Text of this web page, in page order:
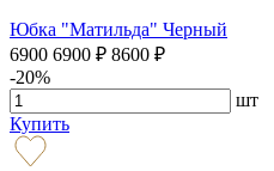
Юбка "Матильда" Черный
6900 6900 ₽ 8600 ₽
-20%
шт
Купить